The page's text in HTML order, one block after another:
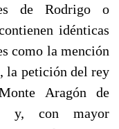
de Rodrigo o
idénticas
como la mención
la petición del rey
Aragón de
y, con mayor